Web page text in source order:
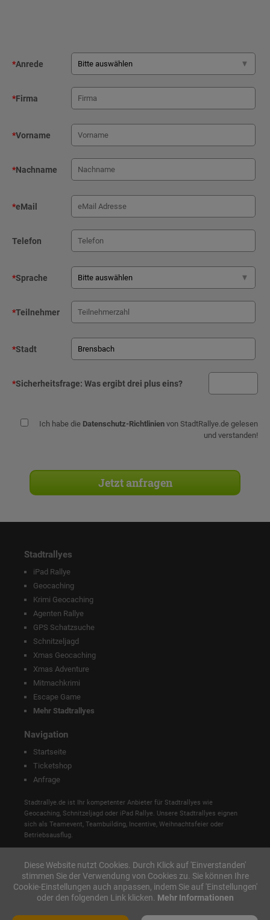
*Anrede
*Firma
*Vorname
*Nachname
*eMail
Telefon
*Sprache
*Teilnehmer
*Stadt
*Sicherheitsfrage: Was ergibt drei plus eins?
Ich habe die Datenschutz-Richtlinien von StadtRallye.de gelesen
und verstanden!
Stadtrallyes
iPad Rallye
Geocaching
Krimi Geocaching
Agenten Rallye
GPS Schatzsuche
Schnitzeljagd
Xmas Geocaching
Xmas Adventure
Mitmachkrimi
Escape Game
Mehr Stadtrallyes
Navigation
Startseite
Ticketshop
Anfrage
Stadtrallye.de ist Ihr kompetenter Anbieter für Stadtrallyes wie
Geocaching, Schnitzeljagd oder iPad Rallye. Unsere Stadtrallyes eignen
sich als Teamevent, Teambuilding, Incentive, Weihnachtsfeier oder
Betriebsausflug.
Diese Website nutzt Cookies. Durch Klick auf 'Einverstanden'
stimmen Sie der Verwendung von Cookies zu. Sie können Ihre
Cookie-Einstellungen auch anpassen, indem Sie auf 'Einstellungen'
oder den folgenden Link klicken. Mehr Informationen